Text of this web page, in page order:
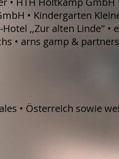
• Kindergarten
,,Zur alten Linde" •
• arns gamp & partners
• Österreich sowie